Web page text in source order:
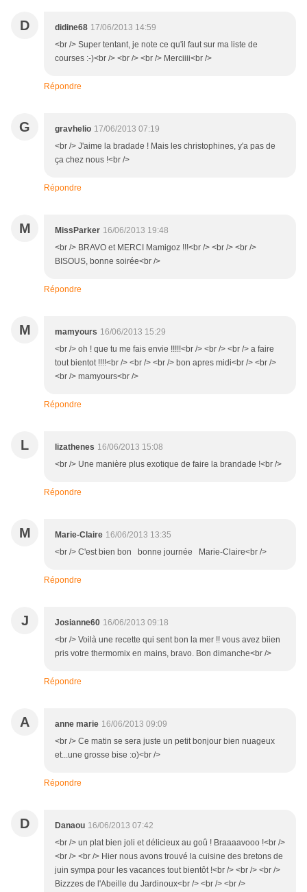
D didine68 17/06/2013 14:59
<br /> Super tentant, je note ce qu'il faut sur ma liste de
courses :-)<br /> <br /> <br /> Merciiii<br />
Répondre
G gravhelio 17/06/2013 07:19
<br /> J'aime la bradade ! Mais les christophines, y'a pas de
ça chez nous !<br />
Répondre
M MissParker 16/06/2013 19:48
<br /> BRAVO et MERCI Mamigoz !!!<br /> <br /> <br />
BISOUS, bonne soirée<br />
Répondre
M mamyours 16/06/2013 15:29
<br /> oh ! que tu me fais envie !!!!!<br /> <br /> <br /> a faire
tout bientot !!!!<br /> <br /> <br /> bon apres midi<br /> <br />
<br /> mamyours<br />
Répondre
L lizathenes 16/06/2013 15:08
<br /> Une manière plus exotique de faire la brandade !<br />
Répondre
M Marie-Claire 16/06/2013 13:35
<br /> C'est bien bon bonne journée Marie-Claire<br />
Répondre
J Josianne60 16/06/2013 09:18
<br /> Voilà une recette qui sent bon la mer !! vous avez biien
pris votre thermomix en mains, bravo. Bon dimanche<br />
Répondre
A anne marie 16/06/2013 09:09
<br /> Ce matin se sera juste un petit bonjour bien nuageux
et...une grosse bise :o)<br />
Répondre
D Danaou 16/06/2013 07:42
<br /> un plat bien joli et délicieux au goû ! Braaaavooo !<br />
<br /> <br /> Hier nous avons trouvé la cuisine des bretons de
juin sympa pour les vacances tout bientôt !<br /> <br /> <br />
Bizzzes de l'Abeille du Jardinoux<br /> <br /> <br />